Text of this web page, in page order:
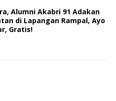
Alumni Akabri 91 Adakan
di Lapangan Rampal, Ayo
Gratis!